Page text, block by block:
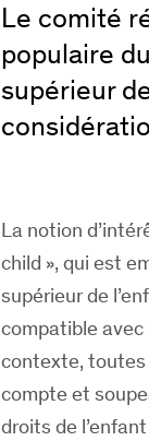
Le comité
populaire
supérieur
La notion
child », qui est
supérieur de
compatible avec
contexte, toutes
compte et
droits de